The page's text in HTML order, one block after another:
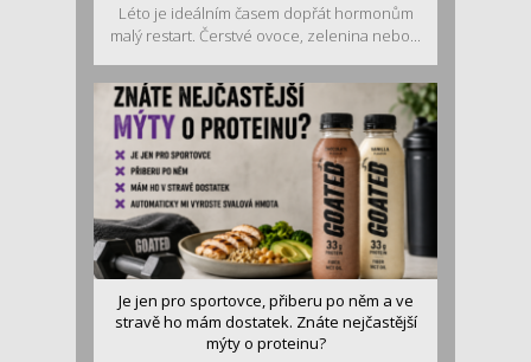
Léto je ideálním časem dopřát hormonům
malý restart. Čerstvé ovoce, zelenina nebo...
Je jen pro sportovce, přiberu po něm a ve
stravě ho mám dostatek. Znáte nejčastější
mýty o proteinu?